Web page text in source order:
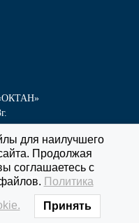
д. 1 «Г»
3-55-60
для наилучшего
Продолжая
соглашаетесь с
Политика
Принять